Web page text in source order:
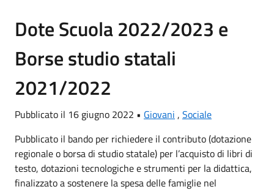
Dote Scuola 2022/2023 e
Borse studio statali
2021/2022
Pubblicato il 16 giugno 2022 • Giovani , Sociale
Pubblicato il bando per richiedere il contributo (dotazione
regionale o borsa di studio statale) per l’acquisto di libri di
testo, dotazioni tecnologiche e strumenti per la didattica,
finalizzato a sostenere la spesa delle famiglie nel